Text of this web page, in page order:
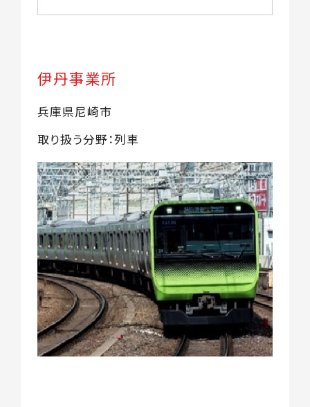
伊丹事業所
兵庫県尼崎市
取り扱う分野：列車